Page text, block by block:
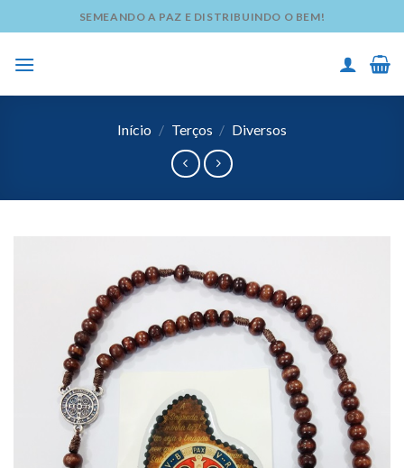
to
content
SEMEANDO A PAZ E DISTRIBUINDO O BEM!
Início / Terços / Diversos